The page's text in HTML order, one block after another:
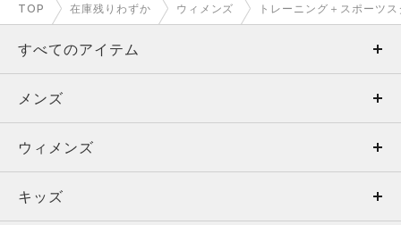
TOP 在庫残りわずか ウィメンズ トレーニング＋スポーツ
すべてのアイテム
メンズ
ウィメンズ
キッズ
メンズ
トップス
ボトムス
ウィメンズ
トップス
キッズ